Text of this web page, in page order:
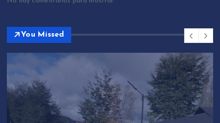
You Missed